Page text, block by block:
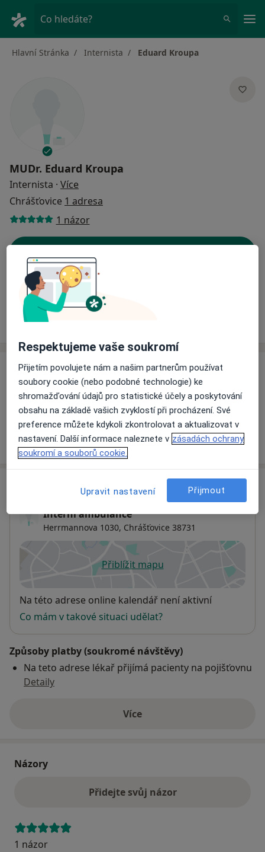
Co hledáte?
Hlavní Stránka Internista Eduard Kroupa
MUDr. Eduard Kroupa
Internista · Více
Chrášťovice 1 adresa
1 názor
Ceník
Ceník
Informace o službách a cenách nejsou k dispozici
Tento specialista ještě nepřidával žádné informace o
svých službách.
Interní ambulance
Herrmannova 1030, Chrášťovice 38731
Přiblížit mapuse otevře v nové záložce
Dostupnost
Na této adrese online kalendář není aktivní
Co mám v takové situaci udělat?
Způsoby platby (soukromé návštěvy)
Na teto adrese lékař přijímá pacienty na pojišťovnu
Detaily
Víceo adrese
Názory
Přidejte svůj názor
1 názor
Respektujeme vaše soukromí
Přijetím povolujete nám a našim partnerům používat
soubory cookie (nebo podobné technologie) ke
shromažďování údajů pro statistické účely a poskytování
obsahu na základě vašich zvyklostí při procházení. Své
preference můžete kdykoli zkontrolovat a aktualizovat v
nastavení. Další informace naleznete v zásadách ochrany
soukromí a souborů cookie.
Upravit nastavení Přijmout